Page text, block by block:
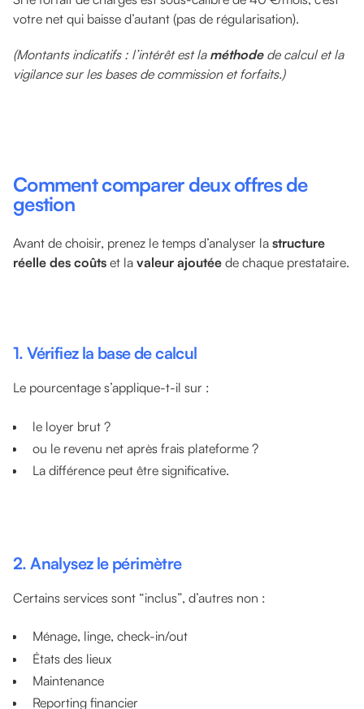
votre net qui baisse d’autant (pas de régularisation).
(Montants indicatifs : l’intérêt est la méthodede calcul et la
vigilance sur les bases de commission et forfaits.)
Comment comparer deux offres de
gestion
Avant de choisir, prenez le temps d’analyser la structure
réelle des coûts et la valeur ajoutée de chaque prestataire.
1. Vérifiez la base de calcul
Le pourcentage s’applique-t-il sur :
le loyer brut ?
ou le revenu net après frais plateforme ?
La différence peut être significative.
2. Analysez le périmètre
Certains services sont “inclus”, d’autres non :
Ménage, linge, check-in/out
États des lieux
Maintenance
Reporting financier